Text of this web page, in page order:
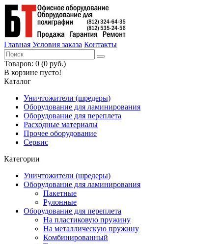
Главная Условия заказа Контакты
Товаров: 0 (0 руб.)
В корзине пусто!
Каталог
Уничтожители (шредеры)
Оборудование для ламинирования
Оборудование для переплета
Расходные материалы
Прочее оборудование
Сервис
Категории
Уничтожители (шредеры)
Оборудование для ламинирования
Пакетные
Рулонные
Оборудование для переплета
На пластиковую пружину
На металлическую пружину
Комбинированный